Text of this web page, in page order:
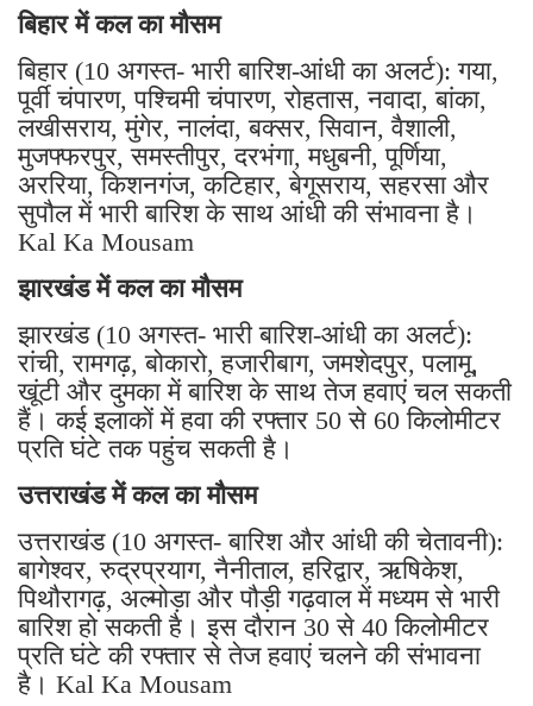
बिहार में कल का मौसम
बिहार (10 अगस्त- भारी बारिश-आंधी का अलर्ट): गया,
पूर्वी चंपारण, पश्चिमी चंपारण, रोहतास, नवादा, बांका,
लखीसराय, मुंगेर, नालंदा, बक्सर, सिवान, वैशाली,
मुजफ्फरपुर, समस्तीपुर, दरभंगा, मधुबनी, पूर्णिया,
अररिया, किशनगंज, कटिहार, बेगूसराय, सहरसा और
सुपौल में भारी बारिश के साथ आंधी की संभावना है।
Kal Ka Mousam
झारखंड में कल का मौसम
झारखंड (10 अगस्त- भारी बारिश-आंधी का अलर्ट):
रांची, रामगढ़, बोकारो, हजारीबाग, जमशेदपुर, पलामू,
खूंटी और दुमका में बारिश के साथ तेज हवाएं चल सकती
हैं। कई इलाकों में हवा की रफ्तार 50 से 60 किलोमीटर
प्रति घंटे तक पहुंच सकती है।
उत्तराखंड में कल का मौसम
उत्तराखंड (10 अगस्त- बारिश और आंधी की चेतावनी):
बागेश्वर, रुद्रप्रयाग, नैनीताल, हरिद्वार, ऋषिकेश,
पिथौरागढ़, अल्मोड़ा और पौड़ी गढ़वाल में मध्यम से भारी
बारिश हो सकती है। इस दौरान 30 से 40 किलोमीटर
प्रति घंटे की रफ्तार से तेज हवाएं चलने की संभावना
है। Kal Ka Mousam